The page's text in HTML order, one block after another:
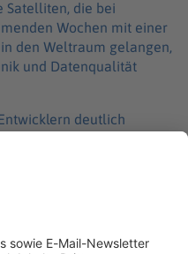
Satelliten, die bei
Wochen mit einer
den Weltraum gelangen,
und Datenqualität
deutlich
denn: je leichter
Raketenstart.
im Freistaat
zur flächendeckenden